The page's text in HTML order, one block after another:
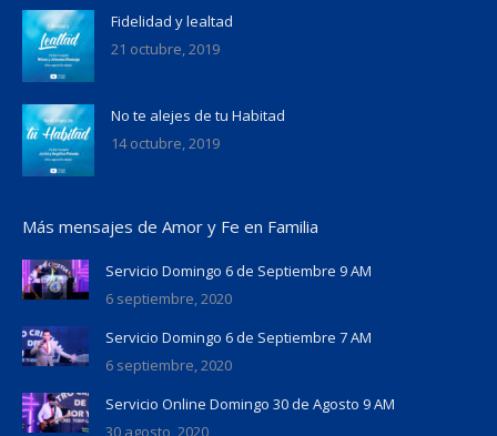
Fidelidad y lealtad
21 octubre, 2019
No te alejes de tu Habitad
14 octubre, 2019
Más mensajes de Amor y Fe en Familia
Servicio Domingo 6 de Septiembre 9 AM
6 septiembre, 2020
Servicio Domingo 6 de Septiembre 7 AM
6 septiembre, 2020
Servicio Online Domingo 30 de Agosto 9 AM
30 agosto, 2020